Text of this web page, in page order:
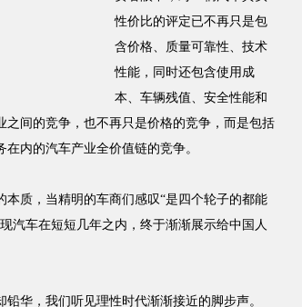
性价比的评定已不再只是包
含价格、质量可靠性、技术
性能，同时还包含使用成
本、车辆残值、安全性能和
之间的竞争，也不再只是价格的竞争，而是包括
内的汽车产业全价值链的竞争。
质，当精明的车商们感叹“是四个轮子的都能
汽车在短短几年之内，终于渐渐展示给中国人
华，我们听见理性时代渐渐接近的脚步声。